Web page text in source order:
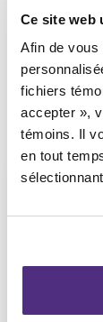
Ce site web
Afin de vous
fichiers
accepter »,
témoins. Il
en tout